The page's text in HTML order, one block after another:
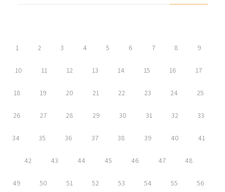
1 2 3 4 5 6 7 8 9
10 11 12 13 14 15 16 17
18 19 20 21 22 23 24 25
26 27 28 29 30 31 32 33
34 35 36 37 38 39 40 41
42 43 44 45 46 47 48
49 50 51 52 53 54 55 56